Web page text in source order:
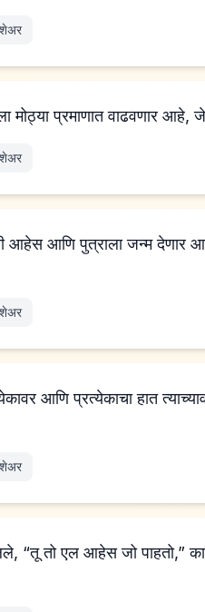
शेअर
वंशाला मोठ्या प्रमाणात वाढवणार
शेअर
शेअर
आणि प्रत्येकाचा हात
शेअर